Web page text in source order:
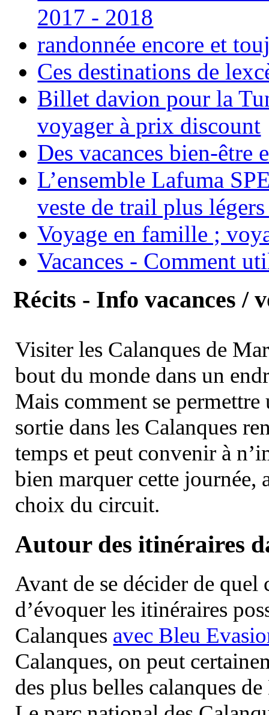
2017 - 2018
randonnée encore et
Ces destinations de
Billet davion pour la
voyager à prix discount
Des vacances bien-être
L’ensemble Lafuma
veste de trail plus
Voyage en famille ;
Vacances - Comment
Récits - Info vacances /
Visiter les Calanques de
bout du monde dans un
Mais comment se permettre
sortie dans les Calanques
temps et peut convenir à
bien marquer cette journée,
choix du circuit.
Autour des itinéraires
Avant de se décider de
d’évoquer les itinéraires
Calanques avec Bleu
Calanques, on peut
des plus belles calanques